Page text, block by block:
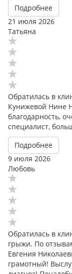
Подробнее
21 июля 2026
Татьяна
Обратилась в
Кунижевой Нине
благодарность,
специалист,
Подробнее
9 июля 2026
Любовь
Обратилась в
грыжи. По
Евгения
грамотный!